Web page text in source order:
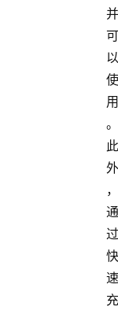
并
可
以
使
用
。
此
外
，
通
过
快
速
充